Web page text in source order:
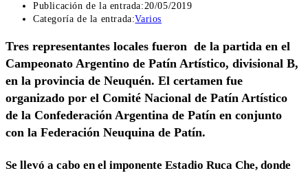
Publicación de la entrada:20/05/2019
Categoría de la entrada:Varios
Tres representantes locales fueron de la partida en el
Campeonato Argentino de Patín Artístico, divisional B,
en la provincia de Neuquén. El certamen fue
organizado por el Comité Nacional de Patín Artístico
de la Confederación Argentina de Patín en conjunto
con la Federación Neuquina de Patín.
Se llevó a cabo en el imponente Estadio Ruca Che, donde